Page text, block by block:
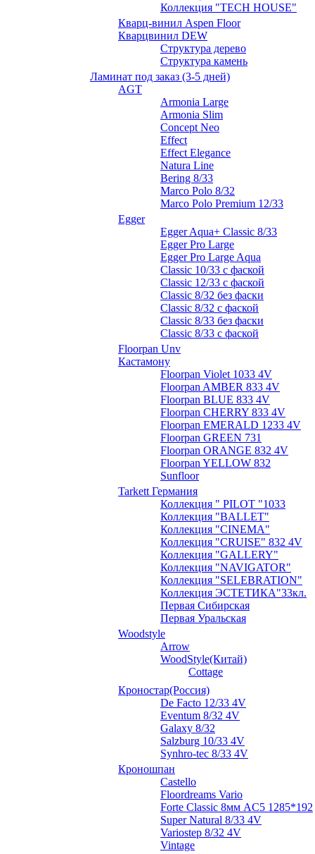
Коллекция "TECH HOUSE"
Кварц-винил Aspen Floor
Кварцвинил DEW
Структура дерево
Структура камень
Ламинат под заказ (3-5 дней)
AGT
Armonia Large
Armonia Slim
Concept Neo
Effect
Effect Elegance
Natura Line
Bering 8/33
Marco Polo 8/32
Marco Polo Premium 12/33
Egger
Egger Aqua+ Classic 8/33
Egger Pro Large
Egger Pro Large Aqua
Classic 10/33 с фаской
Classic 12/33 с фаской
Classic 8/32 без фаски
Classic 8/32 с фаской
Classic 8/33 без фаски
Classic 8/33 с фаской
Floorpan Unv
Кастамону
Floorpan Violet 1033 4V
Floorpan AMBER 833 4V
Floorpan BLUE 833 4V
Floorpan CHERRY 833 4V
Floorpan EMERALD 1233 4V
Floorpan GREEN 731
Floorpan ORANGE 832 4V
Floorpan YELLOW 832
Sunfloor
Tarkett Германия
Коллекция " PILOT "1033
Коллекция "BALLET"
Коллекция "CINEMA"
Коллекция "CRUISE" 832 4V
Коллекция "GALLERY"
Коллекция "NAVIGATOR"
Коллекция "SELEBRATION"
Коллекция ЭСТЕТИКА"33кл.
Первая Сибирская
Первая Уральская
Woodstyle
Arrow
WoodStyle(Китай)
Cottage
Кроностар(Россия)
De Facto 12/33 4V
Eventum 8/32 4V
Galaxy 8/32
Salzburg 10/33 4V
Synhro-tec 8/33 4V
Кроношпан
Castello
Floordreams Vario
Forte Classic 8мм AC5 1285*192
Super Natural 8/33 4V
Variostep 8/32 4V
Vintage